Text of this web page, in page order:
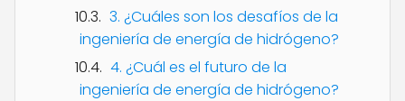
3. ¿Cuáles son los desafíos de la
ingeniería de energía de hidrógeno?
4. ¿Cuál es el futuro de la
ingeniería de energía de hidrógeno?